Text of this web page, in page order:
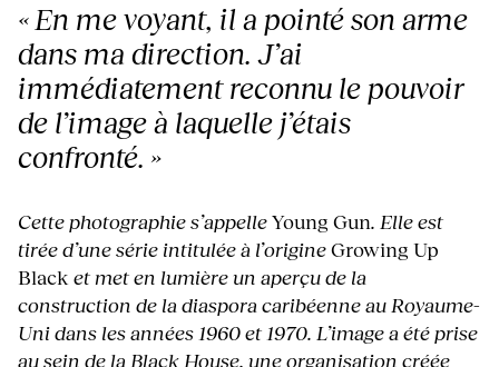
« En me voyant, il a pointé son arme
dans ma direction. J’ai
immédiatement reconnu le pouvoir
de l’image à laquelle j’étais
confronté. »
Cette photographie s’appelleYoung Gun. Elle est
tirée d’une série intitulée à l’origineGrowing Up
Black et met en lumière un aperçu de la
construction de la diaspora caribéenne au Royaume-
Uni dans les années 1960 et 1970. L’image a été prise
au sein de la Black House, une organisation créée